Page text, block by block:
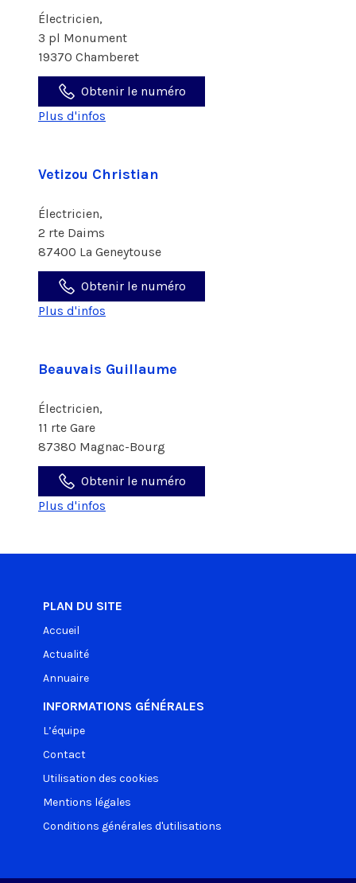
Électricien,
3 pl Monument
19370 Chamberet
Obtenir le numéro
Plus d'infos
Vetizou Christian
Électricien,
2 rte Daims
87400 La Geneytouse
Obtenir le numéro
Plus d'infos
Beauvais Guillaume
Électricien,
11 rte Gare
87380 Magnac-Bourg
Obtenir le numéro
Plus d'infos
PLAN DU SITE
Accueil
Actualité
Annuaire
INFORMATIONS GÉNÉRALES
L’équipe
Contact
Utilisation des cookies
Mentions légales
Conditions générales d'utilisations